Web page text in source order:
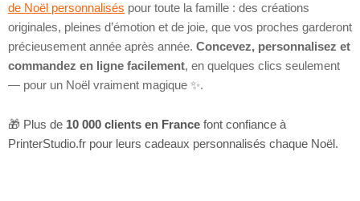
de Noël personnalisés pour toute la famille : des créations
originales, pleines d’émotion et de joie, que vos proches garderont
précieusement année après année. Concevez, personnalisez et
commandez en ligne facilement, en quelques clics seulement
— pour un Noël vraiment magique ✨.
🎁 Plus de 10 000 clients en France font confiance à
PrinterStudio.fr pour leurs cadeaux personnalisés chaque Noël.